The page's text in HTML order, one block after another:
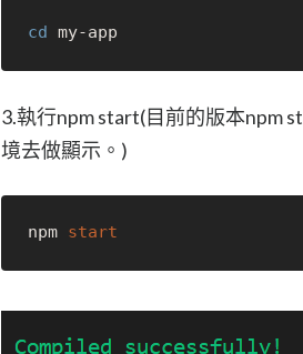
cd
3.執行npm start(目前的版本npm
境去做顯示。)
npm start